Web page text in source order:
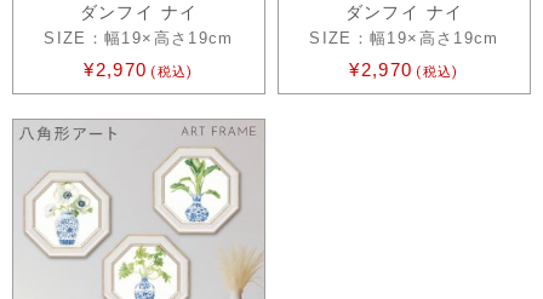
ダンフイ ナイ
SIZE：幅19×高さ19cm
¥2,970 (税込)
ダンフイ ナイ
SIZE：幅19×高さ19cm
¥2,970 (税込)